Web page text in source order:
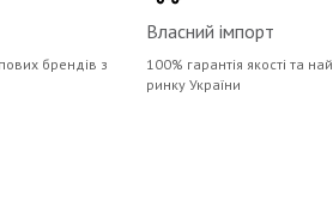
брендів з
Власний імпорт
100% гарантія якості та
ринку України